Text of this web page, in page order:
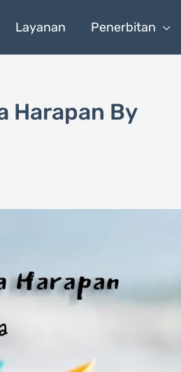
Layanan Penerbitan
Harapan By